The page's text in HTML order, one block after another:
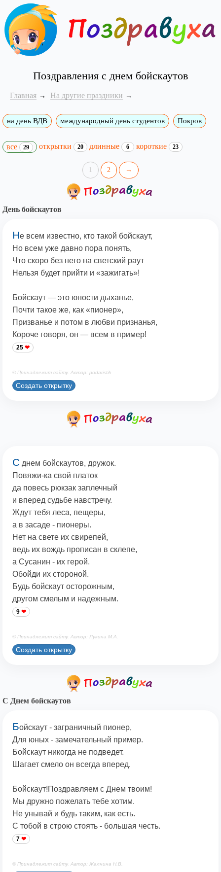
Поздравления с днем бойскаутов
Главная На другие праздники
на день ВДВ международный день студентов Покров
все 29 открытки 20 длинные 6 короткие 23
1 2 →
День бойскаутов
Не всем известно, кто такой бойскаут,
Но всем уже давно пора понять,
Что скоро без него на светский раут
Нельзя будет прийти и «зажигать»!
Бойскаут — это юности дыханье,
Почти такое же, как «пионер»,
Призванье и потом в любви признанья,
Короче говоря, он — всем в пример!
25
© Принадлежит сайту. Автор: podaristih
Создать открытку
С днем бойскаутов, дружок.
Повяжи-ка свой платок
да повесь рюкзак заплечный
и вперед судьбе навстречу.
Ждут тебя леса, пещеры,
а в засаде - пионеры.
Нет на свете их свирепей,
ведь их вождь прописан в склепе,
а Сусанин - их герой.
Обойди их стороной.
Будь бойскаут осторожным,
другом смелым и надежным.
9
© Принадлежит сайту. Автор: Лукина М.А.
Создать открытку
С Днем бойскаутов
Бойскаут - заграничный пионер,
Для юных - замечательный пример.
Бойскаут никогда не подведет.
Шагает смело он всегда вперед.
Бойскаут!Поздравляем с Днем твоим!
Мы дружно пожелать тебе хотим.
Не унывай и будь таким, как есть.
С тобой в строю стоять - большая честь.
7
© Принадлежит сайту. Автор: Жалнина Н.В.